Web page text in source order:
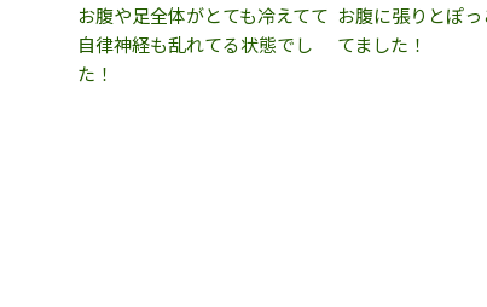
お腹や足全体がとても冷えてて
自律神経も乱れてる状態でし
た！
お腹に張りとぽ
てました！